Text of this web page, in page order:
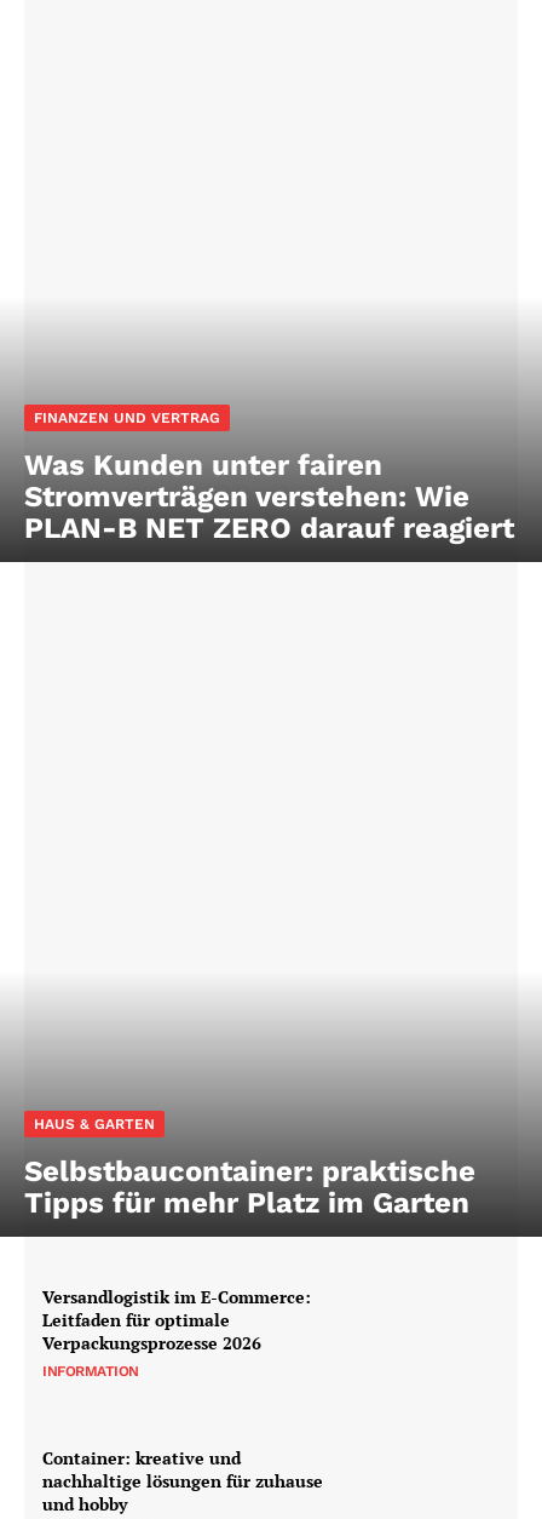
FINANZEN UND VERTRAG
Was Kunden unter fairen
Stromverträgen verstehen: Wie
PLAN-B NET ZERO darauf reagiert
HAUS & GARTEN
Selbstbaucontainer: praktische
Tipps für mehr Platz im Garten
Versandlogistik im E-Commerce:
Leitfaden für optimale
Verpackungsprozesse 2026
INFORMATION
Container: kreative und
nachhaltige lösungen für zuhause
und hobby